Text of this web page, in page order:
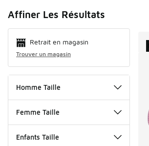
Affiner Les Résultats
Retrait en magasin
Trouver un magasin
Homme Taille
Femme Taille
Enfants Taille